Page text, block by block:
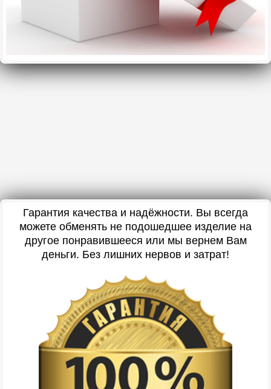
Гарантия качества и надёжности. Вы всегда
можете обменять не подошедшее изделие на
другое понравившееся или мы вернем Вам
деньги. Без лишних нервов и затрат!